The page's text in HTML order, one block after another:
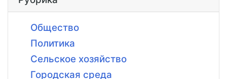
Общество
Политика
Сельское хозяйство
Городская среда